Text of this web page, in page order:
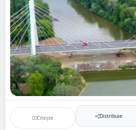
Citește Distribuie